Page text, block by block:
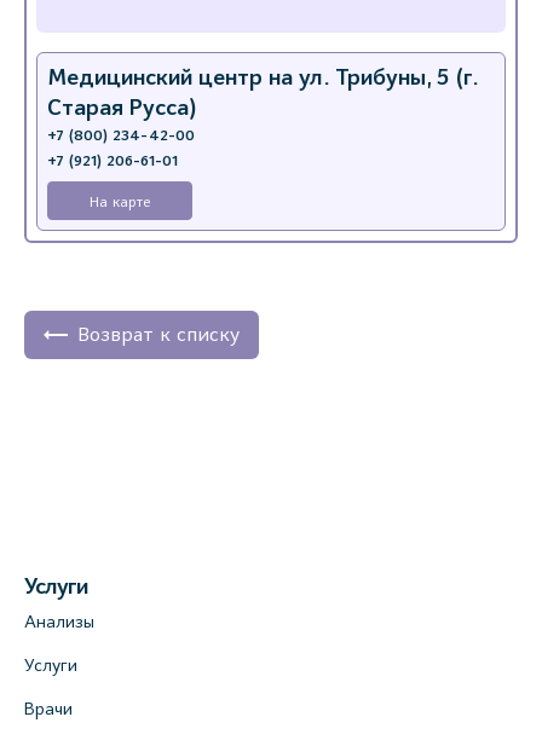
Медицинский центр на ул. Трибуны, 5 (г.
Старая Русса)
+7 (800) 234-42-00
+7 (921) 206-61-01
На карте
Возврат к списку
Услуги
Анализы
Услуги
Врачи